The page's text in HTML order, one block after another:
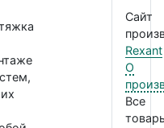
Сайт
Rexant
О
Все